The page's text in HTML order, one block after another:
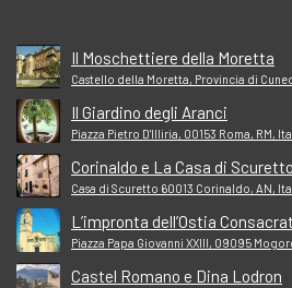
Il Moschettiere della Moretta
Castello della Moretta, Provincia di
Il Giardino degli Aranci
Piazza Pietro D'Illiria, 00153 Roma, RM,
Corinaldo e La Casa di Scuretto
Casa di Scuretto 60013 Corinaldo, AN,
L’impronta dell’Ostia
Piazza Papa Giovanni XXIII, 09095
Castel Romano e Dina Lodron